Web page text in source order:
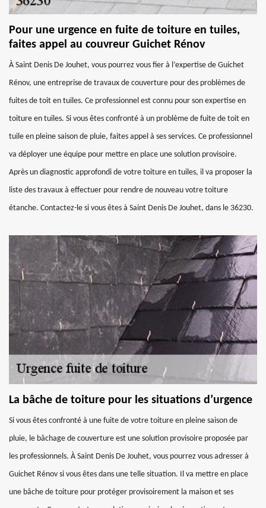
Pour une urgence en fuite de toiture en tuiles,
faites appel au couvreur Guichet Rénov
À Saint Denis De Jouhet, vous pourrez vous fier à l’expertise de Guichet
Rénov, une entreprise de travaux de couverture pour des problèmes de
fuites de toit en tuiles. Ce professionnel est connu pour son expertise en
toiture en tuiles. Si vous êtes confronté à un problème de fuite de toit en
tuile en pleine saison de pluie, faites appel à ses services. Ce professionnel
va déployer une équipe pour mettre en place une solution provisoire.
Après un diagnostic approfondi de votre toiture en tuiles, il va proposer la
liste des travaux à effectuer pour rendre de nouveau votre toiture
étanche. Contactez-le si vous êtes à Saint Denis De Jouhet, dans le 36230.
La bâche de toiture pour les situations d’urgence
Si vous êtes confronté à une fuite de votre toiture en pleine saison de
pluie, le bâchage de couverture est une solution provisoire proposée par
les professionnels. À Saint Denis De Jouhet, vous pourrez vous adresser à
Guichet Rénov si vous êtes dans une telle situation. Il va mettre en place
une bâche de toiture pour protéger provisoirement la maison et ses